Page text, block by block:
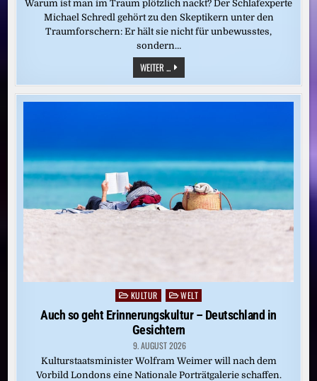
Warum ist man im Traum plötzlich nackt? Der Schlafexperte
Michael Schredl gehört zu den Skeptikern unter den
Traumforschern: Er hält sie nicht für unbewusstes,
sondern…
WEITER ...„DANN
HÖREN
IN
DER
REGEL
Posted
in
KULTUR WELT
Auch so geht Erinnerungskultur – Deutschland in
Gesichtern
9. AUGUST 2026
Kulturstaatsminister Wolfram Weimer will nach dem
Vorbild Londons eine Nationale Porträtgalerie schaffen.